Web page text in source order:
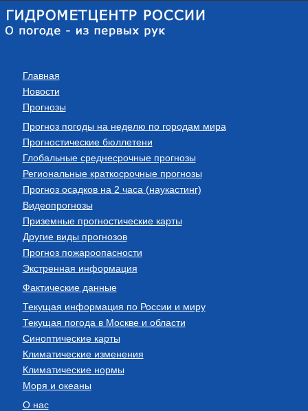
Главная
Новости
Прогнозы
Прогноз погоды на неделю по городам мира
Прогностические бюллетени
Глобальные среднесрочные прогнозы
Региональные краткосрочные прогнозы
Прогноз осадков на 2 часа (наукастинг)
Видеопрогнозы
Приземные прогностические карты
Другие виды прогнозов
Прогноз пожароопасности
Экстренная информация
Фактические данные
Текущая информация по России и миру
Текущая погода в Москве и области
Синоптические карты
Климатические изменения
Климатические нормы
Моря и океаны
О нас